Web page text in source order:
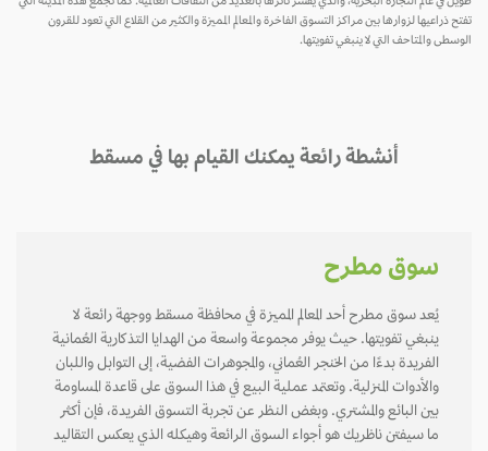
تفتح ذراعيها لزوارها بين مراكز التسوق الفاخرة والمعالم المميزة والكثير من القلاع التي تعود للقرون
الوسطى والمتاحف التي لا ينبغي تفويتها.
أنشطة رائعة يمكنك القيام بها في مسقط
سوق مطرح
يُعد سوق مطرح أحد المعالم المميزة في محافظة مسقط ووجهة رائعة لا
ينبغي تفويتها. حيث يوفر مجموعة واسعة من الهدايا التذكارية العُمانية
الفريدة بدءًا من الخنجر العُماني، والمجوهرات الفضية، إلى التوابل واللبان
والأدوات المنزلية. وتعتمد عملية البيع في هذا السوق على قاعدة المساومة
بين البائع والمشتري. وبغض النظر عن تجربة التسوق الفريدة، فإن أكثر
ما سيفتن ناظريك هو أجواء السوق الرائعة وهيكله الذي يعكس التقاليد